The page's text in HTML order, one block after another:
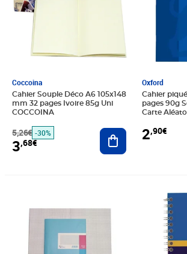
Coccoina
Cahier Souple Déco A6 105x148
mm 32 pages Ivoire 85g Uni
COCCOINA
5,26€ -30%
3,68€
Ajouter au panier
Oxford
Cahier
pages 90g
Carte
2,90€
Prix 4,06€